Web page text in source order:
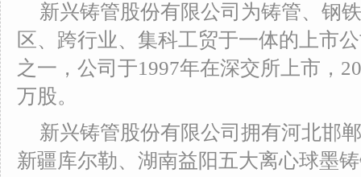
新兴铸管股份有限公司为铸管、钢
区、跨行业、集科工贸于一体的上市
之一，公司于1997年在深交所上市，
万股。
新兴铸管股份有限公司拥有河北邯
新疆库尔勒、湖南益阳五大离心球墨